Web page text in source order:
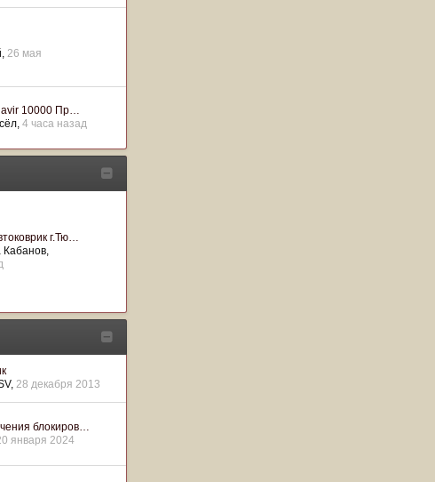
26 мая
10000 Пр…
4 часа назад
г.Тю…
Кабанов
28 декабря 2013
блокиров…
января 2024